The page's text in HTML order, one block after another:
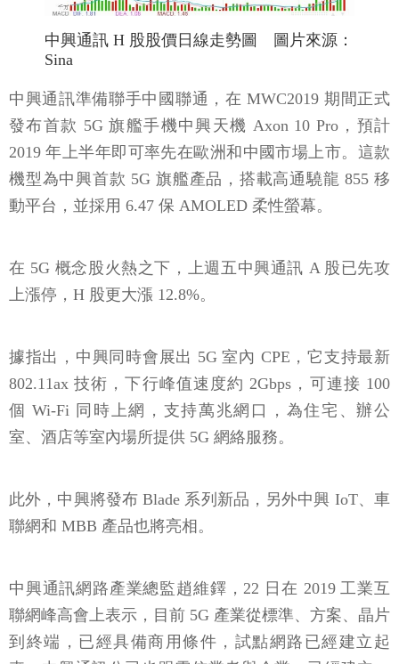
中興通訊 H 股股價日線走勢圖 圖片來源：
Sina
中興通訊準備聯手中國聯通，在 MWC2019 期間正式
發布首款 5G 旗艦手機中興天機 Axon 10 Pro，預計
2019 年上半年即可率先在歐洲和中國市場上市。這款
機型為中興首款 5G 旗艦產品，搭載高通驍龍 855 移
動平台，並採用 6.47 保 AMOLED 柔性螢幕。
在 5G 概念股火熱之下，上週五中興通訊 A 股已先攻
上漲停，H 股更大漲 12.8%。
據指出，中興同時會展出 5G 室內 CPE，它支持最新
802.11ax 技術，下行峰值速度約 2Gbps，可連接 100
個 Wi-Fi 同時上網，支持萬兆網口，為住宅、辦公
室、酒店等室內場所提供 5G 網絡服務。
此外，中興將發布 Blade 系列新品，另外中興 IoT、車
聯網和 MBB 產品也將亮相。
中興通訊網路產業總監趙維鐸，22 日在 2019 工業互
聯網峰高會上表示，目前 5G 產業從標準、方案、晶片
到終端，已經具備商用條件，試點網路已經建立起